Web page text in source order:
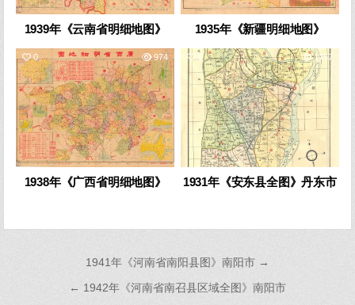
1939年《云南省明细地图》 1935年《新疆明细地图》
0 974
1938年《广西省明细地图》
0 1757
1931年《安东县全图》丹东市
1941年《河南省南阳县图》南阳市 →
← 1942年《河南省南召县区域全图》南阳市